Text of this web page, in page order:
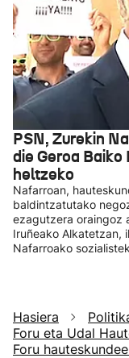
PSN, Zurekin
die Geroa
heltzeko
Nafarroan,
baldintzatutako
ezagutzera oraingoz
Iruñeako Alkatetzan,
Nafarroako
Hasiera
Foru eta Udal
Foru